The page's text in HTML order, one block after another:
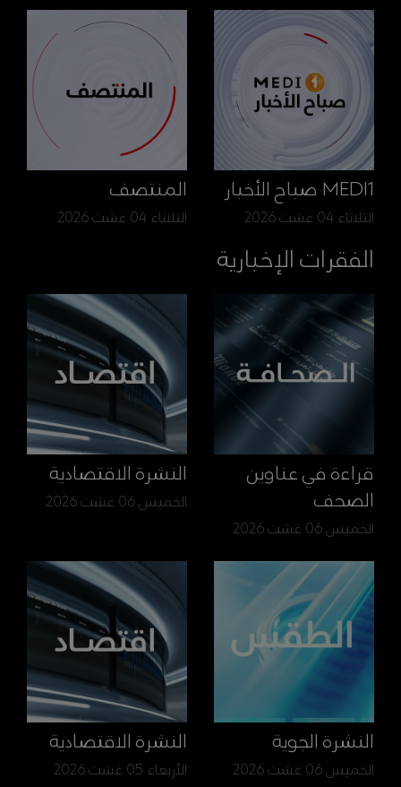
MEDI1 صباح الأخبار
الثلاثاء 04 غشت 2026
المنتصف
الثلاثاء 04 غشت 2026
الفقرات الإخبارية
قراءة في عناوين
الصحف
الخميس 06 غشت 2026
النشرة الاقتصادية
الخميس 06 غشت 2026
النشرة الجوية
الخميس 06 غشت 2026
النشرة الاقتصادية
الأربعاء 05 غشت 2026